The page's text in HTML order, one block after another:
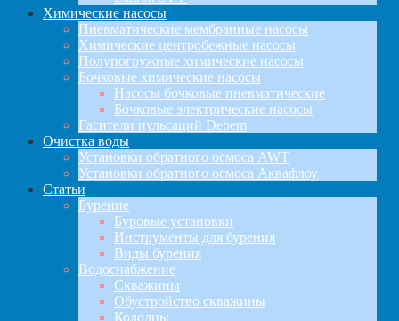
Химические насосы
Пневматические мембранные насосы
Химические центробежные насосы
Полупогружные химические насосы
Бочковые химические насосы
Насосы бочковые пневматические
Бочковые электрические насосы
Гасители пульсаций Debem
Очистка воды
Установки обратного осмоса AWT
Установки обратного осмоса Аквафлоу
Статьи
Бурение
Буровые установки
Инструменты для бурения
Виды бурения
Водоснабжение
Скважины
Обустройство скважины
Колодцы